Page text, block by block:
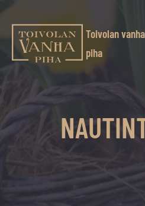
Siirry
sisältöön
Toivolan vanha piha
kauneimmassa
pihapiirissä
erilaiset
kiireettömiä
Toivolan vanha
piha